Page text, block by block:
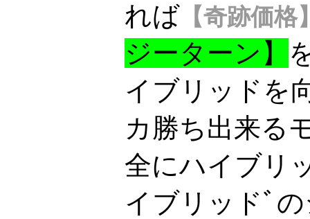
れば 【奇跡価格
ジーターン】
イブリッドを
カ勝ち出来る
全にハイブリ
イブリッドﾞ